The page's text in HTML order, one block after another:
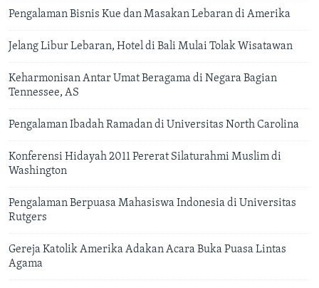
Pengalaman Bisnis Kue dan Masakan Lebaran di Amerika
Jelang Libur Lebaran, Hotel di Bali Mulai Tolak Wisatawan
Keharmonisan Antar Umat Beragama di Negara Bagian
Tennessee, AS
Pengalaman Ibadah Ramadan di Universitas North Carolina
Konferensi Hidayah 2011 Pererat Silaturahmi Muslim di
Washington
Pengalaman Berpuasa Mahasiswa Indonesia di Universitas
Rutgers
Gereja Katolik Amerika Adakan Acara Buka Puasa Lintas
Agama